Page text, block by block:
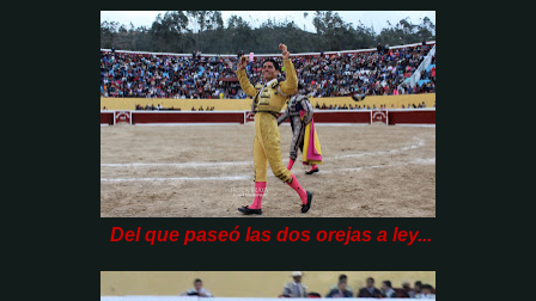
Del que paseó las dos orejas a ley...